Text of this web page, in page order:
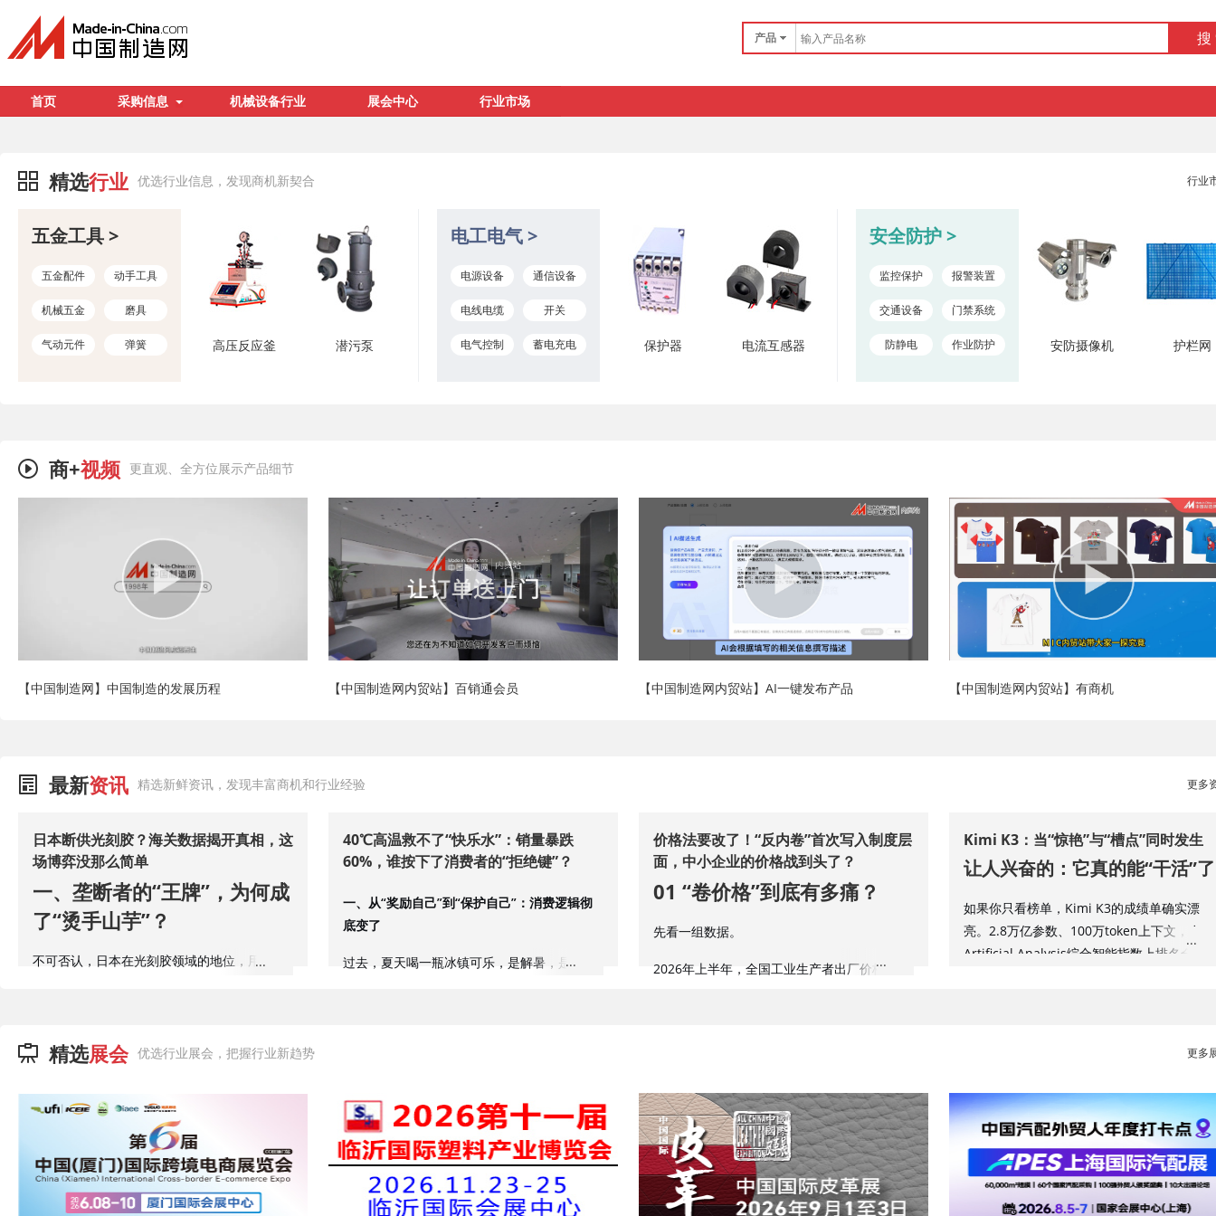
产品 搜
首页 采购信息 机械设备行业 展会中心 行业市场
精选行业 优选行业信息，发现商机新契合 行业
五金工具 >
五金配件 动手工具
机械五金 磨具
气动元件 弹簧 高压反应釜 潜污泵
电工电气 >
电源设备 通信设备
电线电缆 开关
电气控制 蓄电充电 保护器 电流互感器
安全防护 >
监控保护 报警装置
交通设备 门禁系统
防静电 作业防护 安防摄像机 护栏网
商+视频 更直观、全方位展示产品细节
【中国制造网】中国制造的发展历程 【中国制造网内贸站】百销通会员 【中国制造网内贸站】AI一键发布产品 【中国制造网内贸站】有商机
最新资讯 精选新鲜资讯，发现丰富商机和行业经验 更多
日本断供光刻胶？海关数据揭开真相，这
场博弈没那么简单
一、垄断者的“王牌”，为何成
了“烫手山芋”？
不可否认，日本在光刻胶领域的地位，用“垄
80%-90%的份额。尤其是在EUV（极紫外）光
刻胶这一顶尖领域，日本几乎是全球唯一的量
业而言，这确实是绕不开的“命门”。
按常理出牌，手握如此强大的技术壁垒，日本
似乎随时可以“卡住脖子”。但现实却是，这
张“王牌”并非有恃无恐，反而更像一把悬在双
方头顶的“双刃剑”。
40℃高温救不了“快乐水”：销量暴跌
60%，谁按下了消费者的“拒绝键”？
一、从“奖励自己”到“保护自己”：消费逻辑彻
底变了
过去，夏天喝一瓶冰镇可乐，是解暑，是犒
据国家卫健委监测数据显示，目前我国受血糖
问题困扰的成年人总数已超过5亿。换句话说，
每两个成年人中，就有一个在直面“糖的威
胁”。控糖，早已不是健身博主的小众话题，而
是变成了大多数家庭的“刚需”。
更关键的是，消费决策的主体正在换血。曾经
价格法要改了！“反内卷”首次写入制度层
面，中小企业的价格战到头了？
01 “卷价格”到底有多痛？
先看一组数据。
2026年上半年，全国工业生产者出厂价格指数
可能失去客户。于是，所有人都在“硬扛”——
一方面扛着上游涨价，一方面被下游压价。
恶性竞争的代价是什么？
企业利润微薄，创新投入被压缩，转型空间被
Kimi K3：当“惊艳”与“槽点”同时发生
让人兴奋的：它真的能“干活”了
如果你只看榜单，Kimi K3的成绩单确实漂
亮。2.8万亿参数、100万token上下文，在
Artificial Analysis综合智能指数上排名全球
个《GTA5》风格的网页游戏。在完全无人干
的Auto模式下，它生成了一个可玩的开放世
——有驾驶系统、碰撞体积、警察追捕逻辑，
甚至玩家犯罪后警车会赶来、警察会下车开
枪、直升机用探照灯搜索玩家。这些细节说明
它真的理解了游戏机制，而不只是堆代码。
另一个让硅谷创业公司紧张的点是：它已经悄
悄嵌入生产流程。SpaceX旗下代码工具
精选展会 优选行业展会，把握行业新趋势 更多